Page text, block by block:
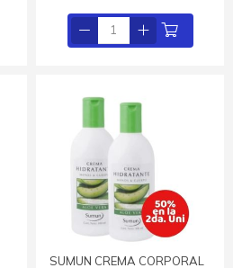
SUMUN CREMA CORPORAL